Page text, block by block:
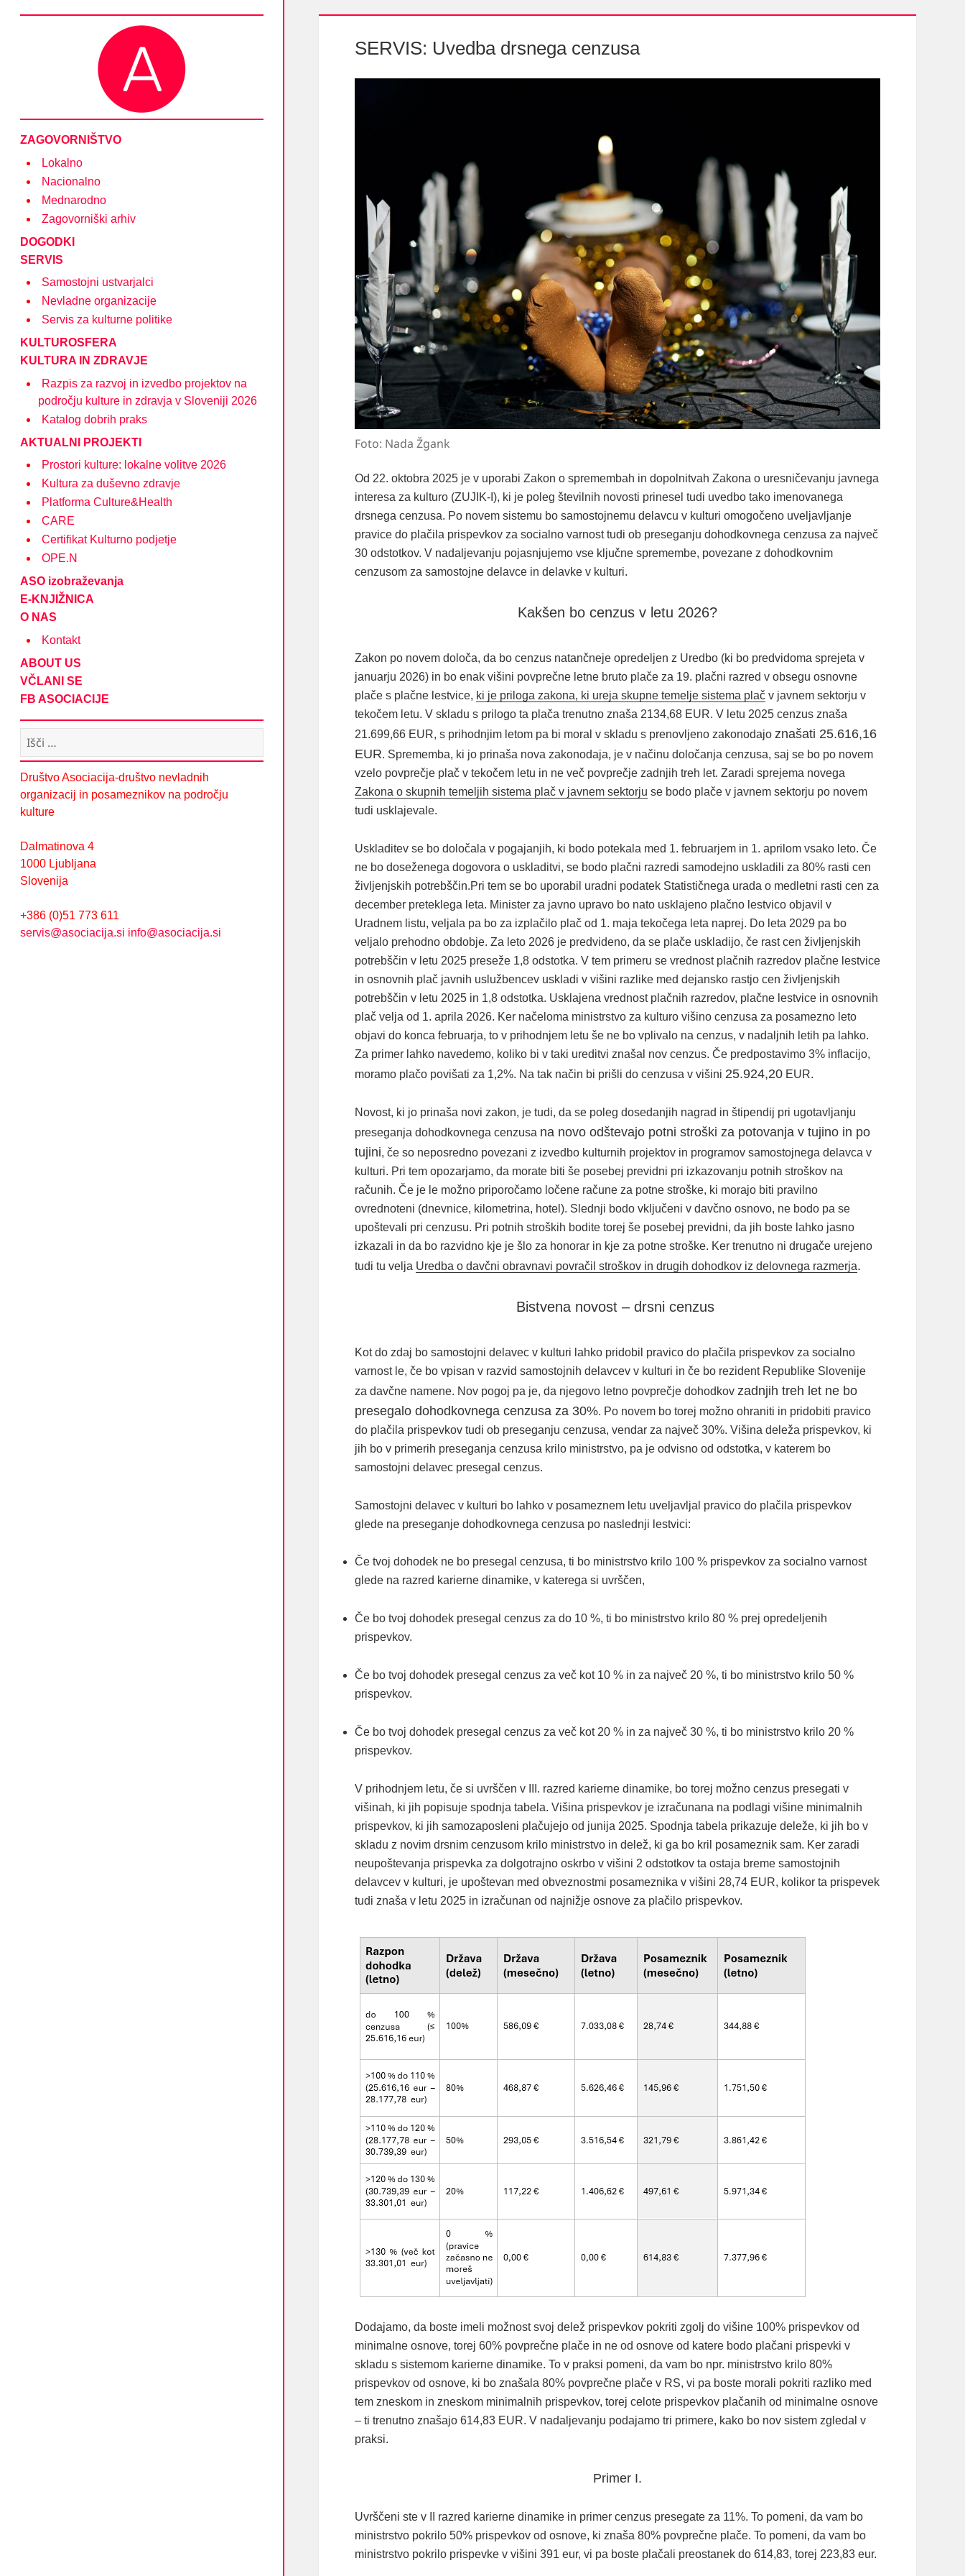
Društvo Asociacija – društvo nevladnih organizacij
in posameznikov na področju kulture
ZAGOVORNIŠTVO
Lokalno
Nacionalno
Mednarodno
Zagovorniški arhiv
DOGODKI
SERVIS
Samostojni ustvarjalci
Nevladne organizacije
Servis za kulturne politike
KULTUROSFERA
KULTURA IN ZDRAVJE
Razpis za razvoj in izvedbo projektov na
področju kulture in zdravja v Sloveniji 2026
Katalog dobrih praks
AKTUALNI PROJEKTI
Prostori kulture: lokalne volitve 2026
Kultura za duševno zdravje
Platforma Culture&Health
CARE
Certifikat Kulturno podjetje
OPE.N
ASO izobraževanja
E-KNJIŽNICA
O NAS
Kontakt
ABOUT US
VČLANI SE
FB ASOCIACIJE
Išči:
Društvo Asociacija-društvo nevladnih
organizacij in posameznikov na področju
kulture
Dalmatinova 4
1000 Ljubljana
Slovenija
+386 (0)51 773 611
servis@asociacija.si info@asociacija.si
SERVIS: Uvedba drsnega cenzusa
Foto: Nada Žgank
Od 22. oktobra 2025 je v uporabi Zakon o spremembah in dopolnitvah Zakona o uresničevanju javnega
interesa za kulturo (ZUJIK-I), ki je poleg številnih novosti prinesel tudi uvedbo tako imenovanega
drsnega cenzusa. Po novem sistemu bo samostojnemu delavcu v kulturi omogočeno uveljavljanje
pravice do plačila prispevkov za socialno varnost tudi ob preseganju dohodkovnega cenzusa za največ
30 odstotkov. V nadaljevanju pojasnjujemo vse ključne spremembe, povezane z dohodkovnim
cenzusom za samostojne delavce in delavke v kulturi.
Kakšen bo cenzus v letu 2026?
Zakon po novem določa, da bo cenzus natančneje opredeljen z Uredbo (ki bo predvidoma sprejeta v
januarju 2026) in bo enak višini povprečne letne bruto plače za 19. plačni razred v obsegu osnovne
plače s plačne lestvice, ki je priloga zakona, ki ureja skupne temelje sistema plačv javnem sektorju v
tekočem letu. V skladu s prilogo ta plača trenutno znaša 2134,68 EUR. V letu 2025 cenzus znaša
21.699,66 EUR, s prihodnjim letom pa bi moral v skladu s prenovljeno zakonodajo znašati 25.616,16
EUR. Sprememba, ki jo prinaša nova zakonodaja, je v načinu določanja cenzusa, saj se bo po novem
vzelo povprečje plač v tekočem letu in ne več povprečje zadnjih treh let. Zaradi sprejema novega
Zakona o skupnih temeljih sistema plač v javnem sektorju se bodo plače v javnem sektorju po novem
tudi usklajevale.
Uskladitev se bo določala v pogajanjih, ki bodo potekala med 1. februarjem in 1. aprilom vsako leto. Če
ne bo doseženega dogovora o uskladitvi, se bodo plačni razredi samodejno uskladili za 80% rasti cen
življenjskih potrebščin.Pri tem se bo uporabil uradni podatek Statističnega urada o medletni rasti cen za
december preteklega leta. Minister za javno upravo bo nato usklajeno plačno lestvico objavil v
Uradnem listu, veljala pa bo za izplačilo plač od 1. maja tekočega leta naprej. Do leta 2029 pa bo
veljalo prehodno obdobje. Za leto 2026 je predvideno, da se plače uskladijo, če rast cen življenjskih
potrebščin v letu 2025 preseže 1,8 odstotka. V tem primeru se vrednost plačnih razredov plačne lestvice
in osnovnih plač javnih uslužbencev uskladi v višini razlike med dejansko rastjo cen življenjskih
potrebščin v letu 2025 in 1,8 odstotka. Usklajena vrednost plačnih razredov, plačne lestvice in osnovnih
plač velja od 1. aprila 2026. Ker načeloma ministrstvo za kulturo višino cenzusa za posamezno leto
objavi do konca februarja, to v prihodnjem letu še ne bo vplivalo na cenzus, v nadaljnih letih pa lahko.
Za primer lahko navedemo, koliko bi v taki ureditvi znašal nov cenzus. Če predpostavimo 3% inflacijo,
moramo plačo povišati za 1,2%. Na tak način bi prišli do cenzusa v višini 25.924,20EUR.
Novost, ki jo prinaša novi zakon, je tudi, da se poleg dosedanjih nagrad in štipendij pri ugotavljanju
preseganja dohodkovnega cenzusa na novo odštevajo potni stroški za potovanja v tujino in po
tujini, če so neposredno povezani z izvedbo kulturnih projektov in programov samostojnega delavca v
kulturi. Pri tem opozarjamo, da morate biti še posebej previdni pri izkazovanju potnih stroškov na
računih. Če je le možno priporočamo ločene račune za potne stroške, ki morajo biti pravilno
ovrednoteni (dnevnice, kilometrina, hotel). Slednji bodo vključeni v davčno osnovo, ne bodo pa se
upoštevali pri cenzusu. Pri potnih stroških bodite torej še posebej previdni, da jih boste lahko jasno
izkazali in da bo razvidno kje je šlo za honorar in kje za potne stroške. Ker trenutno ni drugače urejeno
tudi tu velja Uredba o davčni obravnavi povračil stroškov in drugih dohodkov iz delovnega razmerja.
Bistvena novost – drsni cenzus
Kot do zdaj bo samostojni delavec v kulturi lahko pridobil pravico do plačila prispevkov za socialno
varnost le, če bo vpisan v razvid samostojnih delavcev v kulturi in če bo rezident Republike Slovenije
za davčne namene. Nov pogoj pa je, da njegovo letno povprečje dohodkov zadnjih treh let ne bo
presegalo dohodkovnega cenzusa za 30%. Po novem bo torej možno ohraniti in pridobiti pravico
do plačila prispevkov tudi ob preseganju cenzusa, vendar za največ 30%. Višina deleža prispevkov, ki
jih bo v primerih preseganja cenzusa krilo ministrstvo, pa je odvisno od odstotka, v katerem bo
samostojni delavec presegal cenzus.
Samostojni delavec v kulturi bo lahko v posameznem letu uveljavljal pravico do plačila prispevkov
glede na preseganje dohodkovnega cenzusa po naslednji lestvici:
Če tvoj dohodek ne bo presegal cenzusa, ti bo ministrstvo krilo 100 % prispevkov za socialno varnost
glede na razred karierne dinamike, v katerega si uvrščen,
Če bo tvoj dohodek presegal cenzus za do 10 %, ti bo ministrstvo krilo 80 % prej opredeljenih
prispevkov.
Če bo tvoj dohodek presegal cenzus za več kot 10 % in za največ 20 %, ti bo ministrstvo krilo 50 %
prispevkov.
Če bo tvoj dohodek presegal cenzus za več kot 20 % in za največ 30 %, ti bo ministrstvo krilo 20 %
prispevkov.
V prihodnjem letu, če si uvrščen v III. razred karierne dinamike, bo torej možno cenzus presegati v
višinah, ki jih popisuje spodnja tabela. Višina prispevkov je izračunana na podlagi višine minimalnih
prispevkov, ki jih samozaposleni plačujejo od junija 2025. Spodnja tabela prikazuje deleže, ki jih bo v
skladu z novim drsnim cenzusom krilo ministrstvo in delež, ki ga bo kril posameznik sam. Ker zaradi
neupoštevanja prispevka za dolgotrajno oskrbo v višini 2 odstotkov ta ostaja breme samostojnih
delavcev v kulturi, je upoštevan med obveznostmi posameznika v višini 28,74 EUR, kolikor ta prispevek
tudi znaša v letu 2025 in izračunan od najnižje osnove za plačilo prispevkov.
Dodajamo, da boste imeli možnost svoj delež prispevkov pokriti zgolj do višine 100% prispevkov od
minimalne osnove, torej 60% povprečne plače in ne od osnove od katere bodo plačani prispevki v
skladu s sistemom karierne dinamike. To v praksi pomeni, da vam bo npr. ministrstvo krilo 80%
prispevkov od osnove, ki bo znašala 80% povprečne plače v RS, vi pa boste morali pokriti razliko med
tem zneskom in zneskom minimalnih prispevkov, torej celote prispevkov plačanih od minimalne osnove
– ti trenutno znašajo 614,83 EUR. V nadaljevanju podajamo tri primere, kako bo nov sistem zgledal v
praksi.
Primer I.
Uvrščeni ste v II razred karierne dinamike in primer cenzus presegate za 11%. To pomeni, da vam bo
ministrstvo pokrilo 50% prispevkov od osnove, ki znaša 80% povprečne plače. To pomeni, da vam bo
ministrstvo pokrilo prispevke v višini 391 eur, vi pa boste plačali preostanek do 614,83, torej 223,83 eur.